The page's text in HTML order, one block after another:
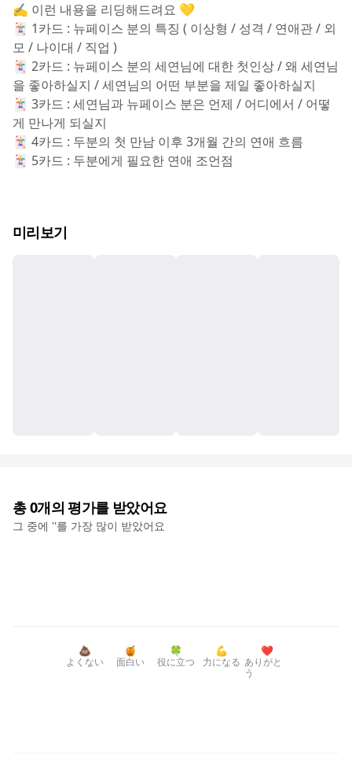
✍️ 이런 내용을 리딩해드려요 💛
🃏 1카드 : 뉴페이스 분의 특징 ( 이상형 / 성격 / 연애관 / 외
모 / 나이대 / 직업 )
🃏 2카드 : 뉴페이스 분의 세연님에 대한 첫인상 / 왜 세연님
을 좋아하실지 / 세연님의 어떤 부분을 제일 좋아하실지
🃏 3카드 : 세연님과 뉴페이스 분은 언제 / 어디에서 / 어떻
게 만나게 되실지
🃏 4카드 : 두분의 첫 만남 이후 3개월 간의 연애 흐름
🃏 5카드 : 두분에게 필요한 연애 조언점
미리보기
총0개의 평가를 받았어요
그 중에 ''를 가장 많이 받았어요
💩
よくない
🍯
面白い
🍀
役に立つ
💪
力になる
❤️
ありがと
う